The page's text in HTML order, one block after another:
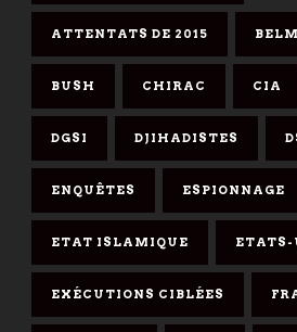
ATTENTATS DE 2015
BUSH CHIRAC CIA
DGSI DJIHADISTES
ENQUÊTES ESPIONNAGE
ETAT ISLAMIQUE ETATS-
EXÉCUTIONS CIBLÉES